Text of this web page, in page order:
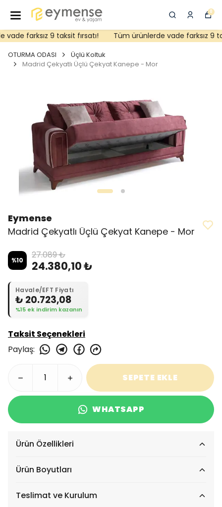
0
farksız 9 taksit fırsatı! Tüm ürünlerde vade farksız 9
OTURMA ODASI
Üçlü Koltuk
Madrid Çekyatlı Üçlü Çekyat Kanepe - Mor
Eymense
Madrid Çekyatlı Üçlü Çekyat Kanepe - Mor
%10 27.089 ₺
24.380,10 ₺
Havale/EFT Fiyatı
₺ 20.723,08
%15 ek indirim kazanın
Taksit Seçenekleri
Paylaş:
SEPETE EKLE
WHATSAPP
Ürün Özellikleri
Ürün Boyutları
Teslimat ve Kurulum